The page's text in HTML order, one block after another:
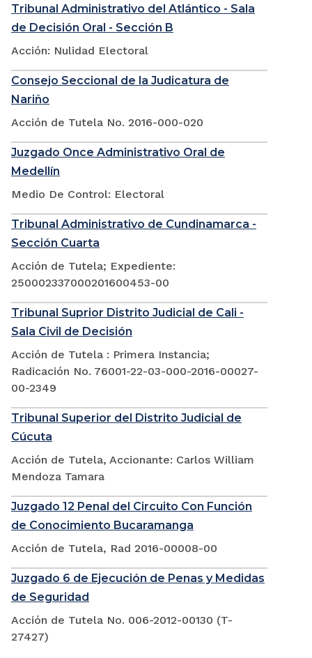
Tribunal Administrativo del Atlántico - Sala
de Decisión Oral - Sección B
Acción: Nulidad Electoral
Consejo Seccional de la Judicatura de
Nariño
Acción de Tutela No. 2016-000-020
Juzgado Once Administrativo Oral de
Medellín
Medio De Control: Electoral
Tribunal Administrativo de Cundinamarca -
Sección Cuarta
Acción de Tutela; Expediente:
250002337000201600453-00
Tribunal Suprior Distrito Judicial de Cali -
Sala Civil de Decisión
Acción de Tutela : Primera Instancia;
Radicación No. 76001-22-03-000-2016-00027-
00-2349
Tribunal Superior del Distrito Judicial de
Cúcuta
Acción de Tutela, Accionante: Carlos William
Mendoza Tamara
Juzgado 12 Penal del Circuito Con Función
de Conocimiento Bucaramanga
Acción de Tutela, Rad 2016-00008-00
Juzgado 6 de Ejecución de Penas y Medidas
de Seguridad
Acción de Tutela No. 006-2012-00130 (T-
27427)